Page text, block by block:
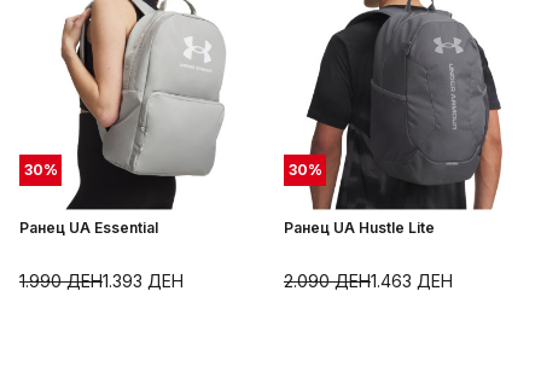
30%
Ранец UA Essential
1.393 ДЕН
1.990ДЕН
30%
Ранец UA Hustle Lite
1.463 ДЕН
2.090ДЕН